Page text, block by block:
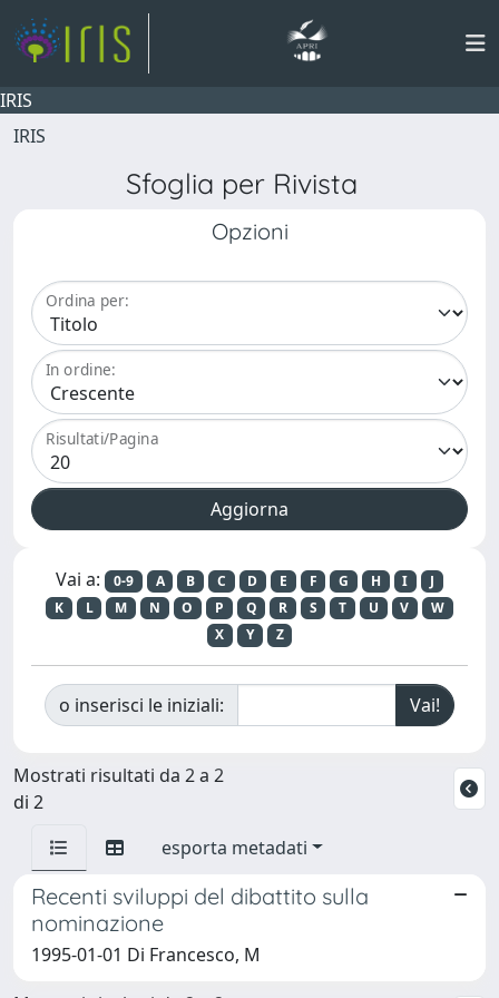
IRIS
IRIS
Sfoglia per Rivista
Opzioni
Ordina per:
In ordine:
Risultati/Pagina
Vai a: 0-9 A B C D E F G H I
J
K
L M N O P Q R S T U V
W
X
Y Z
o inserisci le iniziali:
Mostrati risultati da 2 a 2
di 2
esporta metadati
Recenti sviluppi del dibattito sulla
nominazione
1995-01-01 Di Francesco, M